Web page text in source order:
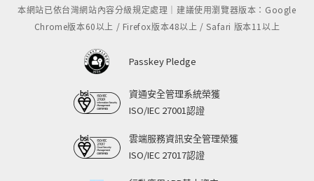
本網站已依台灣網站內容分級規定處理｜建議使用瀏覽器版本：Google
Chrome版本60以上 / Firefox版本48以上 / Safari 版本11以上
Passkey Pledge
資通安全管理系統榮獲
ISO/IEC 27001認證
雲端服務資訊安全管理榮獲
ISO/IEC 27017認證